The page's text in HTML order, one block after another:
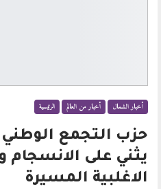
أخبار الشمال أخبار من العالم الرئيسية
حزب التجمع الوطني
يثني على الانسجام
الاغلبية المسيرة